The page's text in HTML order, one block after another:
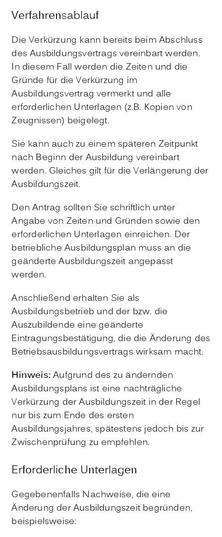
Verfahrensablauf
Die Verkürzung kann bereits beim Abschluss
des Ausbildungsvertrags vereinbart werden.
In diesem Fall werden die Zeiten und die
Gründe für die Verkürzung im
Ausbildungsvertrag vermerkt und alle
erforderlichen Unterlagen (z.B. Kopien von
Zeugnissen) beigelegt.
Sie kann auch zu einem späteren Zeitpunkt
nach Beginn der Ausbildung vereinbart
werden. Gleiches gilt für die Verlängerung der
Ausbildungszeit.
Den Antrag sollten Sie schriftlich unter
Angabe von Zeiten und Gründen sowie den
erforderlichen Unterlagen einreichen. Der
betriebliche Ausbildungsplan muss an die
geänderte Ausbildungszeit angepasst
werden.
Anschließend erhalten Sie als
Ausbildungsbetrieb und der bzw. die
Auszubildende eine geänderte
Eintragungsbestätigung, die die Änderung des
Betriebsausbildungsvertrags wirksam macht.
Hinweis:Aufgrund des zu ändernden
Ausbildungsplans ist eine nachträgliche
Verkürzung der Ausbildungszeit in der Regel
nur bis zum Ende des ersten
Ausbildungsjahres, spätestens jedoch bis zur
Zwischenprüfung zu empfehlen.
Erforderliche Unterlagen
Gegebenenfalls Nachweise, die eine
Änderung der Ausbildungszeit begründen,
beispielsweise: